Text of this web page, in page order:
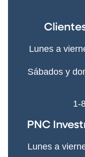
Lunes a
Sábados y
1-
PNC
Lunes a